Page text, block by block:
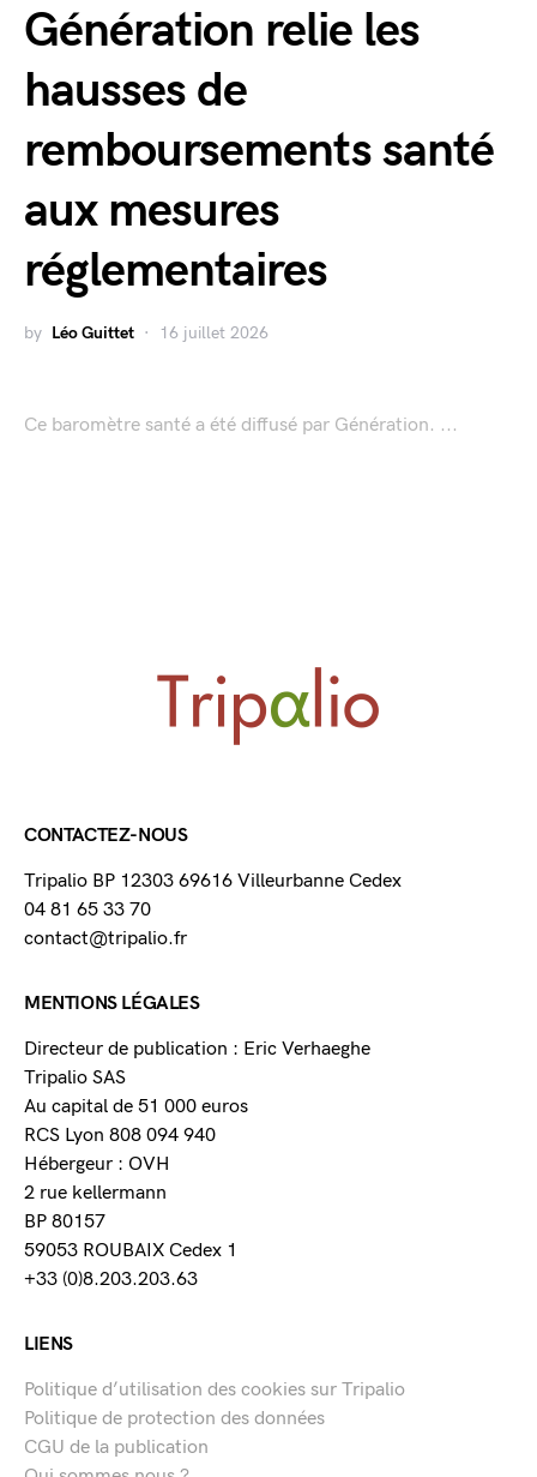
Génération relie les
hausses de
remboursements santé
aux mesures
réglementaires
by Léo Guittet 16 juillet 2026
Ce baromètre santé a été diffusé par Génération. ...
CONTACTEZ-NOUS
Tripalio BP 12303 69616 Villeurbanne Cedex
04 81 65 33 70
contact@tripalio.fr
MENTIONS LÉGALES
Directeur de publication : Eric Verhaeghe
Tripalio SAS
Au capital de 51 000 euros
RCS Lyon 808 094 940
Hébergeur : OVH
2 rue kellermann
BP 80157
59053 ROUBAIX Cedex 1
+33 (0)8.203.203.63
LIENS
Politique d’utilisation des cookies sur Tripalio
Politique de protection des données
CGU de la publication